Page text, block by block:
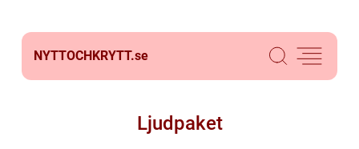
NYTTOCHKRYTT.se
Ljudpaket